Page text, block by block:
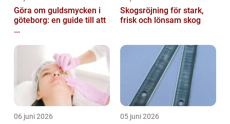
Göra om guldsmycken i
göteborg: en guide till att
...
Skogsröjning för stark,
frisk och lönsam skog
06 juni 2026 05 juni 2026